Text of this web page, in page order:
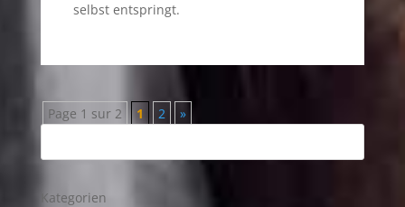
selbst entspringt.
Page 1 sur 2 1 2 »
Kategorien